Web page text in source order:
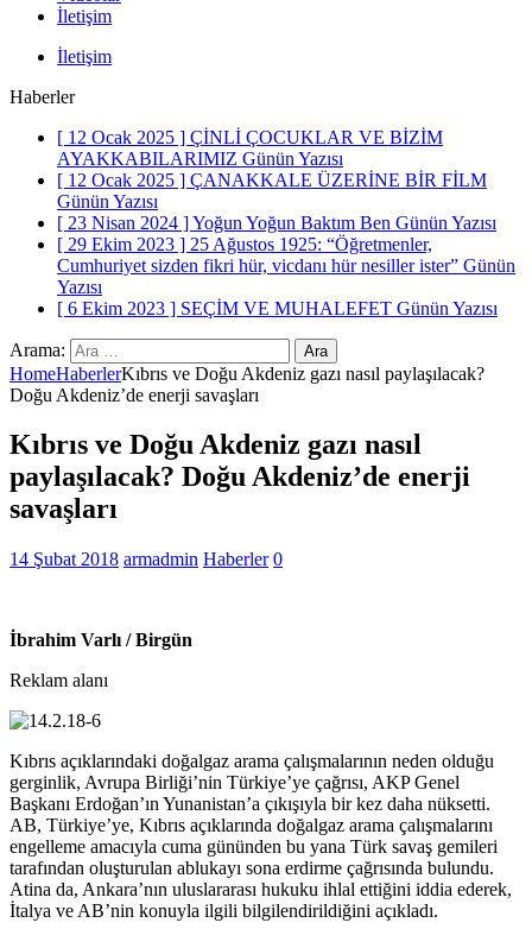
İletişim
İletişim
Haberler
[ 12 Ocak 2025 ] ÇİNLİ ÇOCUKLAR VE BİZİM
AYAKKABILARIMIZ Günün Yazısı
[ 12 Ocak 2025 ] ÇANAKKALE ÜZERİNE BİR FİLM
Günün Yazısı
[ 23 Nisan 2024 ]Yoğun Yoğun Baktım Ben Günün Yazısı
[ 29 Ekim 2023 ] 25 Ağustos 1925: “Öğretmenler,
Cumhuriyet sizden fikri hür, vicdanı hür nesiller ister” Günün
Yazısı
[ 6 Ekim 2023 ] SEÇİM VE MUHALEFET Günün Yazısı
Arama:
HomeHaberlerKıbrıs ve Doğu Akdeniz gazı nasıl paylaşılacak?
Doğu Akdeniz’de enerji savaşları
Kıbrıs ve Doğu Akdeniz gazı nasıl
paylaşılacak? Doğu Akdeniz’de enerji
savaşları
14 Şubat 2018 armadmin Haberler 0
İbrahim Varlı / Birgün
Reklam alanı
Kıbrıs açıklarındaki doğalgaz arama çalışmalarının neden olduğu
gerginlik, Avrupa Birliği’nin Türkiye’ye çağrısı, AKP Genel
Başkanı Erdoğan’ın Yunanistan’a çıkışıyla bir kez daha nüksetti.
AB, Türkiye’ye, Kıbrıs açıklarında doğalgaz arama çalışmalarını
engelleme amacıyla cuma gününden bu yana Türk savaş gemileri
tarafından oluşturulan ablukayı sona erdirme çağrısında bulundu.
Atina da, Ankara’nın uluslararası hukuku ihlal ettiğini iddia ederek,
İtalya ve AB’nin konuyla ilgili bilgilendirildiğini açıkladı.